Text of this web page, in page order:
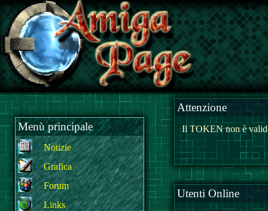
Menù principale
Notizie
Grafica
Forum
Links
Attenzione
Il TOKEN non è
Utenti Online